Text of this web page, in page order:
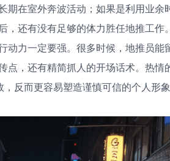
期在室外奔波活动；如果是利用业余
还有没有足够的体力胜任地推工作。
动力一定要强。很多时候，地推员能
点，还有精简抓人的开场话术。热情
反而更容易塑造谨慎可信的个人形